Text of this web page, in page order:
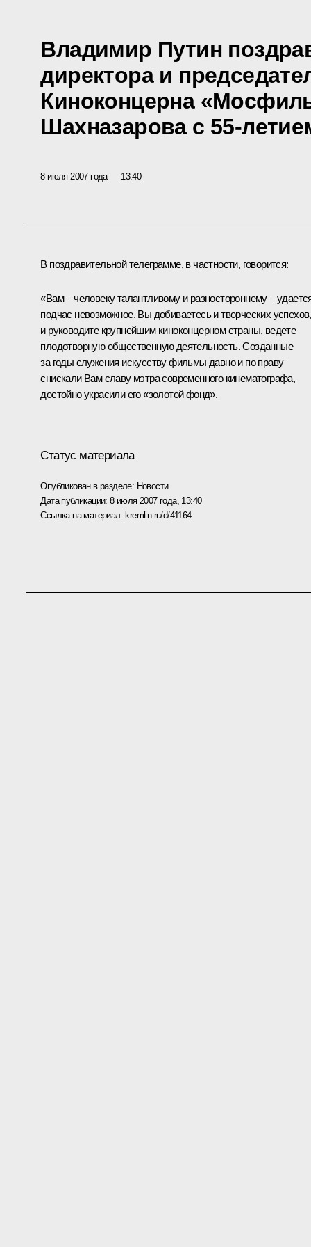
Владимир Путин
директора и
Киноконцерна
Шахназарова с 55-
8 июля 2007 года 13:40
В поздравительной телеграмме, в частности, говорится:
«Вам – человеку талантливому и разностороннему –
подчас невозможное. Вы добиваетесь и творческих успехов,
и руководите крупнейшим киноконцерном страны, ведете
плодотворную общественную деятельность. Созданные
за годы служения искусству фильмы давно и по праву
снискали Вам славу мэтра современного кинематографа,
достойно украсили его «золотой фонд».
Статус материала
Опубликован в разделе: Новости
Дата публикации:8 июля 2007 года, 13:40
Ссылка на материал:kremlin.ru/d/41164